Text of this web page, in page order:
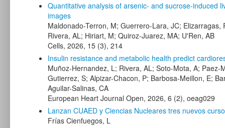
Quantitative analysis of arsenic- and sucrose-induced
images
Maldonado-Terron, M; Guerrero-Lara, JC;
Rivera, AL; Hiriart, M; Quiroz-Juarez, MA; U'Ren, AB
Cells, 2026, 15 (3), 214
Insulin resistance and metabolic health predict
Muñoz-Hernandez, L; Rivera, AL; Soto-Mota, A;
Gutierrez, S; Alpizar-Chacon, P; Barbosa-Meillon, E;
Aguilar-Salinas, CA
European Heart Journal Open, 2026, 6 (2), oeag029
Lanzan CUAED y Ciencias Nucleares tres nuevos
Frías Cienfuegos, L